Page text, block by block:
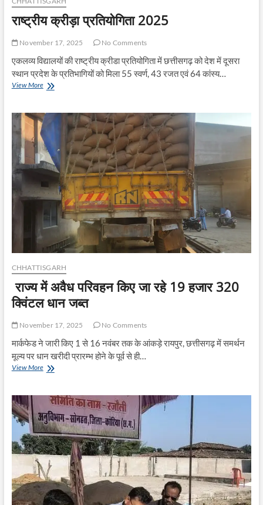
राष्ट्रीय क्रीड़ा प्रतियोगिता 2025
November 17, 2025 No Comments
एकलव्य विद्यालयों की राष्ट्रीय क्रीडा प्रतियोगिता में छत्तीसगढ़ को देश में दूसरा
स्थान प्रदेश के प्रतिभागियों को मिला 55 स्वर्ण, 43 रजत एवं 64 कांस्य…
View Moreराष्ट्रीय
2025
CHHATTISGARH
राज्य में अवैध परिवहन किए जा रहे 19 हजार 320
क्विंटल धान जब्त
November 17, 2025 No Comments
मार्कफेड ने जारी किए 1 से 16 नवंबर तक के आंकड़े रायपुर, छत्तीसगढ़ में समर्थन
मूल्य पर धान खरीदी प्रारम्भ होने के पूर्व से ही…
View Moreराज्य
परिवहन
किए
जा
रहे
19
हजार
320
क्विंटल
धान
जब्त